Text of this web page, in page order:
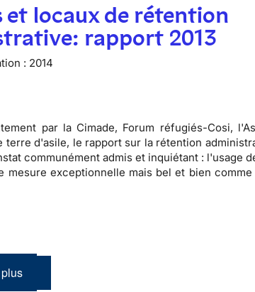
et locaux de rétention
rapport 2013
: 2014
par la Cimade, Forum réfugiés-Cosi,
terre d'asile, le rapport sur la rétention
communément admis et inquiétant : l'usage
mesure exceptionnelle mais bel et bien